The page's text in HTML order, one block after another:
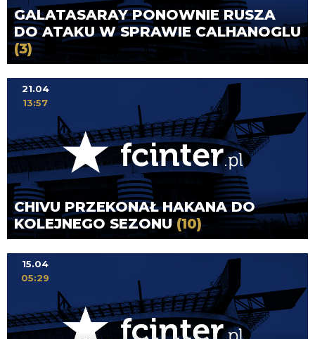
GALATASARAY PONOWNIE RUSZA
DO ATAKU W SPRAWIE CALHANOGLU
(3)
CHIVU PRZEKONAŁ HAKANA DO
KOLEJNEGO SEZONU(10)
21.04
13:57
15.04
05:29